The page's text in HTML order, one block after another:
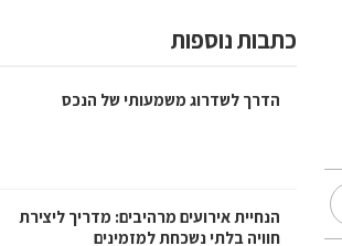
כתבות נוספות
הדרך לשדרוג משמעותי של הנכס
הנחיית אירועים מרהיבים: מדריך ליצירת
חוויה בלתי נשכחת למזמינים